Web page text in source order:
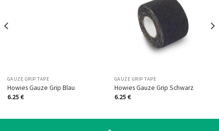
GAUZE GRIP TAPE
Howies Gauze Grip Blau
6.25 €
Wunschliste
GAUZE GRIP TAPE
Howies Gauze Grip Schwarz
6.25 €